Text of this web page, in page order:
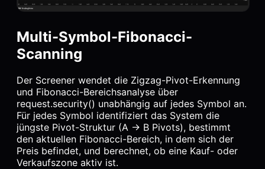
Multi-Symbol-Fibonacci-
Scanning
Der Screener wendet die Zigzag-Pivot-Erkennung
und Fibonacci-Bereichsanalyse über
request.security() unabhängig auf jedes Symbol an.
Für jedes Symbol identifiziert das System die
jüngste Pivot-Struktur (A → B Pivots), bestimmt
den aktuellen Fibonacci-Bereich, in dem sich der
Preis befindet, und berechnet, ob eine Kauf- oder
Verkaufszone aktiv ist.